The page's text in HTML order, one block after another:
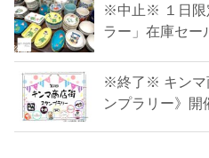
※中止※ １日限
ラー」在庫セー
※終了※ キンマ
ンプラリー》開